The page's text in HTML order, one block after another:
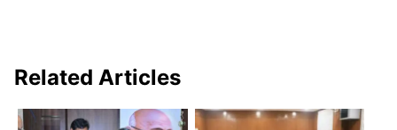
Related Articles